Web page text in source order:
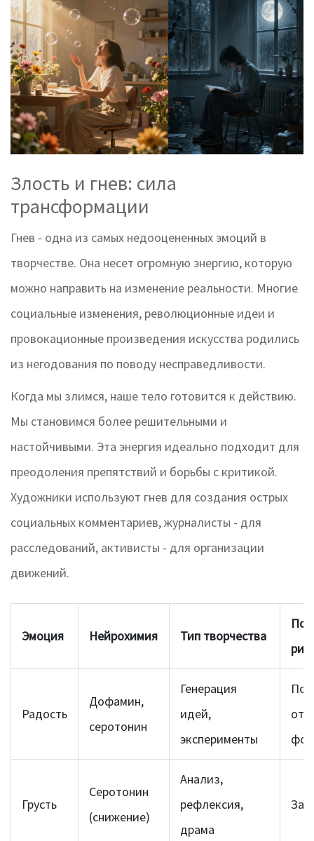
Злость и гнев: сила
трансформации
Гнев - одна из самых недооцененных эмоций в
творчестве. Она несет огромную энергию, которую
можно направить на изменение реальности. Многие
социальные изменения, революционные идеи и
провокационные произведения искусства родились
из негодования по поводу несправедливости.
Когда мы злимся, наше тело готовится к действию.
Мы становимся более решительными и
настойчивыми. Эта энергия идеально подходит для
преодоления препятствий и борьбы с критикой.
Художники используют гнев для создания острых
социальных комментариев, журналисты - для
расследований, активисты - для организации
движений.
Эмоция Нейрохимия Тип творчества
Радость
Дофамин,
серотонин
Генерация
идей,
эксперименты
Грусть
Серотонин
(снижение)
Анализ,
рефлексия,
драма